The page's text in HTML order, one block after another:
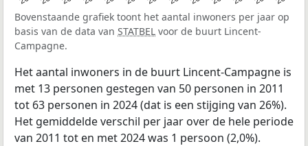
Bovenstaande grafiek toont het aantal inwoners per jaar op
basis van de data van STATBEL voor de buurt Lincent-
Campagne.
Het aantal inwoners in de buurt Lincent-Campagne is
met 13 personen gestegen van 50 personen in 2011
tot 63 personen in 2024 (dat is een stijging van 26%).
Het gemiddelde verschil per jaar over de hele periode
van 2011 tot en met 2024 was 1 persoon (2,0%).